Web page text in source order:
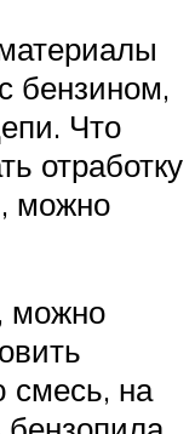
бензином,
Что
отработку
можно
можно
смесь, на